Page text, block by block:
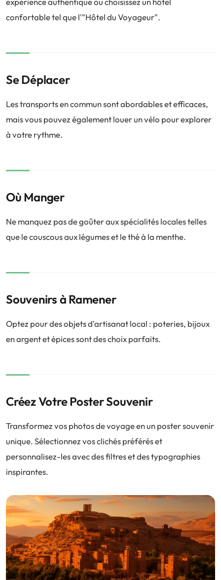
confortable tel que l'"Hôtel du Voyageur".
Se Déplacer
Les transports en commun sont abordables et efficaces,
mais vous pouvez également louer un vélo pour explorer
à votre rythme.
Où Manger
Ne manquez pas de goûter aux spécialités locales telles
que le couscous aux légumes et le thé à la menthe.
Souvenirs à Ramener
Optez pour des objets d'artisanat local : poteries, bijoux
en argent et épices sont des choix parfaits.
Créez Votre Poster Souvenir
Transformez vos photos de voyage en un poster souvenir
unique. Sélectionnez vos clichés préférés et
personnalisez-les avec des filtres et des typographies
inspirantes.